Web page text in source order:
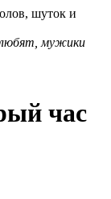
шуток и
любят, мужики
час